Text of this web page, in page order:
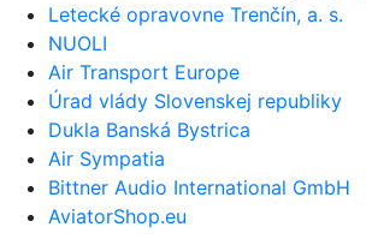
Letecké opravovne Trenčín, a. s.
NUOLI
Air Transport Europe
Úrad vlády Slovenskej republiky
Dukla Banská Bystrica
Air Sympatia
Bittner Audio International GmbH
AviatorShop.eu